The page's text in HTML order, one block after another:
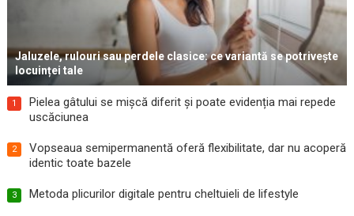
Jaluzele, rulouri sau perdele clasice: ce variantă se potrivește
locuinței tale
1
Pielea gâtului se mișcă diferit și poate evidenția mai repede
uscăciunea
2
Vopseaua semipermanentă oferă flexibilitate, dar nu acoperă
identic toate bazele
3 Metoda plicurilor digitale pentru cheltuieli de lifestyle